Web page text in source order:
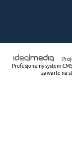
Profesjonalny system
zawarte na